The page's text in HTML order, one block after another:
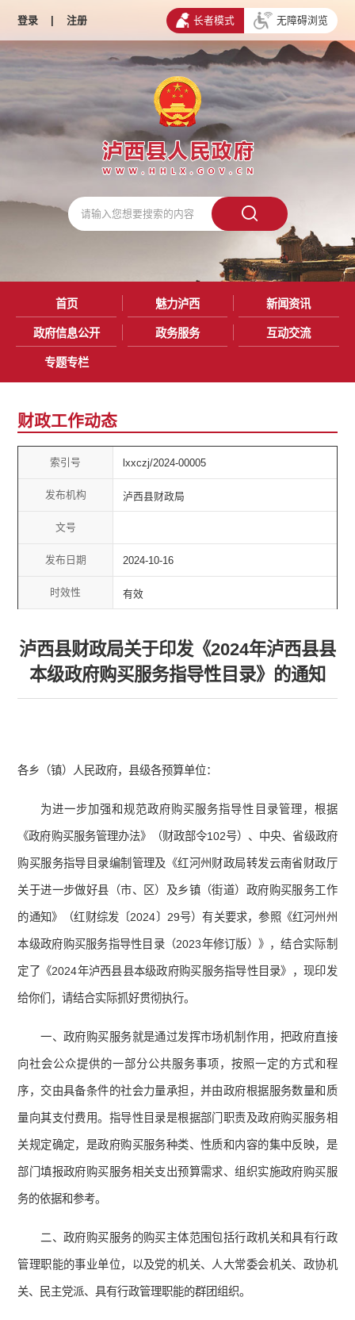
登录 | 注册 长者模式 无障碍浏览
首页 魅力泸西 新闻资讯
政府信息公开 政务服务 互动交流
专题专栏
财政工作动态
索引号 lxxczj/2024-00005
发布机构 泸西县财政局
文号
发布日期 2024-10-16
时效性 有效
泸西县财政局关于印发《2024年泸西县县
本级政府购买服务指导性目录》的通知
各乡（镇）人民政府，县级各预算单位：
为进一步加强和规范政府购买服务指导性目录管理，根据
《政府购买服务管理办法》（财政部令102号）、中央、省级政府
购买服务指导目录编制管理及《红河州财政局转发云南省财政厅
关于进一步做好县（市、区）及乡镇（街道）政府购买服务工作
的通知》（红财综发〔2024〕29号）有关要求，参照《红河州州
本级政府购买服务指导性目录（2023年修订版）》，结合实际制
定了《2024年泸西县县本级政府购买服务指导性目录》，现印发
给你们，请结合实际抓好贯彻执行。
一、政府购买服务就是通过发挥市场机制作用，把政府直接
向社会公众提供的一部分公共服务事项，按照一定的方式和程
序，交由具备条件的社会力量承担，并由政府根据服务数量和质
量向其支付费用。指导性目录是根据部门职责及政府购买服务相
关规定确定，是政府购买服务种类、性质和内容的集中反映，是
部门填报政府购买服务相关支出预算需求、组织实施政府购买服
务的依据和参考。
二、政府购买服务的购买主体范围包括行政机关和具有行政
管理职能的事业单位，以及党的机关、人大常委会机关、政协机
关、民主党派、具有行政管理职能的群团组织。